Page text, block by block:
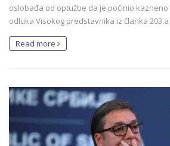
oslobađa od optužbe da je počinio
odluka Visokog predstavnika iz članka
Read more